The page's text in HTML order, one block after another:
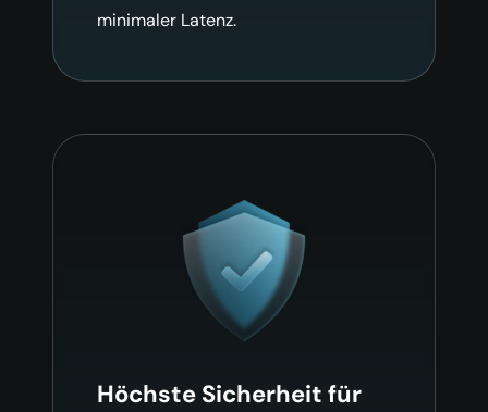
minimaler Latenz.
Höchste Sicherheit für